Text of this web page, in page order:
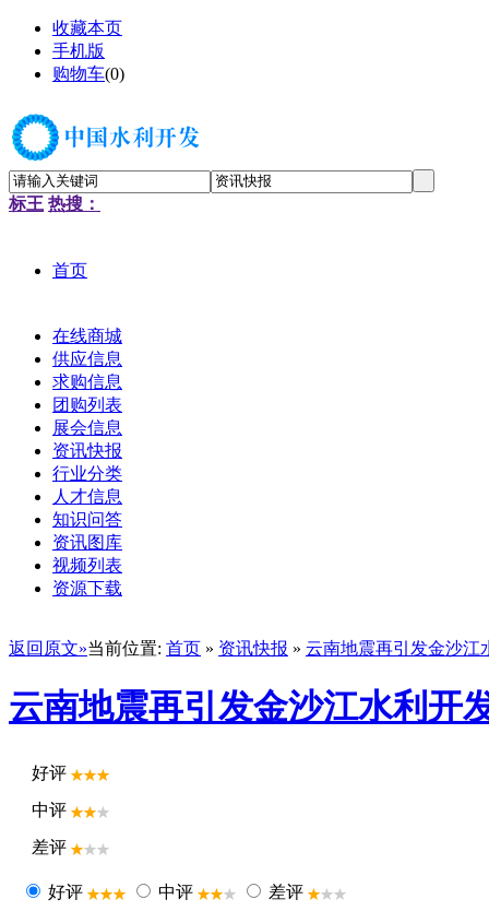
收藏本页
手机版
购物车(0)
标王 热搜：
首页
在线商城
供应信息
求购信息
团购列表
展会信息
资讯快报
行业分类
人才信息
知识问答
资讯图库
视频列表
资源下载
返回原文»当前位置: 首页 » 资讯快报 » 云南地震再引发金沙江
云南地震再引发金沙江水利开
好评
中评
差评
好评 中评 差评